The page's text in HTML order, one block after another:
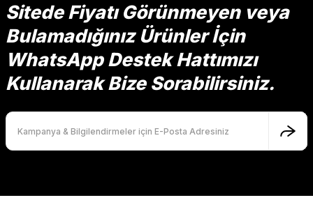
Ürün resmi kalitesiz, bozuk veya görüntülenemiyor.
Ürün açıklamasında eksik bilgiler bulunuyor.
Ürün bilgilerinde hatalar bulunuyor.
Ürün fiyatı diğer sitelerden daha pahalı.
Bu ürüne benzer farklı alternatifler olmalı.
Sitede Fiyatı Görünmeyen veya
Bulamadığınız Ürünler İçin
WhatsApp Destek Hattımızı
Kullanarak Bize Sorabilirsiniz.